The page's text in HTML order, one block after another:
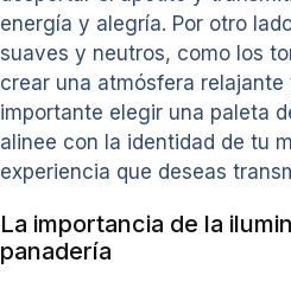
energía y alegría. Por otro
suaves y neutros, como los
crear una atmósfera relajante
importante elegir una paleta
alinee con la identidad de tu
experiencia que deseas
La importancia de la
panadería